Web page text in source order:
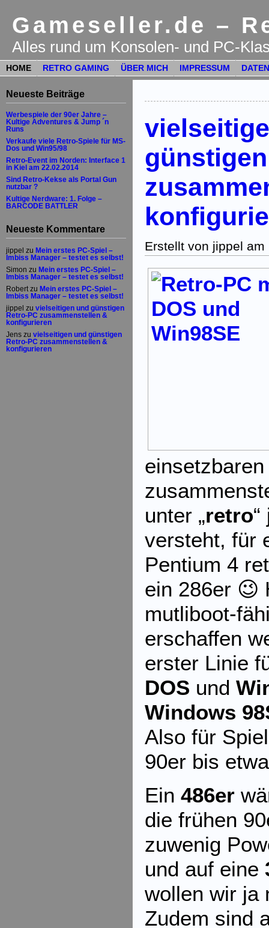
Gameseller.de –
Alles rund um Konsolen- und PC-
HOME RETRO GAMING ÜBER MICH IMPRESSUM
Neueste Beiträge
Werbespiele der 90er Jahre –
Kultige Adventures & Jump ´n
Runs
Verkaufe viele Retro-Spiele für MS-
Dos und Win95/98
Retro-Event im Norden: Interface 1
in Kiel am 22.02.2014
Sind Retro-Kekse als Portal Gun
nutzbar ?
Kultige Nerdware: 1. Folge –
BARCODE BATTLER
Neueste Kommentare
jippel zu Mein erstes PC-Spiel –
Imbiss Manager – testet es selbst!
Simon zu Mein erstes PC-Spiel –
Imbiss Manager – testet es selbst!
Robert zu Mein erstes PC-Spiel –
Imbiss Manager – testet es selbst!
jippel zu vielseitigen und günstigen
Retro-PC zusammenstellen &
konfigurieren
Jens zu vielseitigen und günstigen
Retro-PC zusammenstellen &
konfigurieren
Erstellt von jippel
unter „retro
versteht, für
Pentium 4
ein 286er 😉
mutliboot-
erschaffen
erster Linie
DOS und
Windows
Also für
90er bis
Ein 486er
die frühen
zuwenig
und auf eine
wollen wir ja
Zudem sind